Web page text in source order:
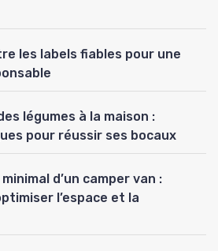
les labels fiables pour une
légumes à la maison :
pour réussir ses bocaux
d’un camper van :
l’espace et la